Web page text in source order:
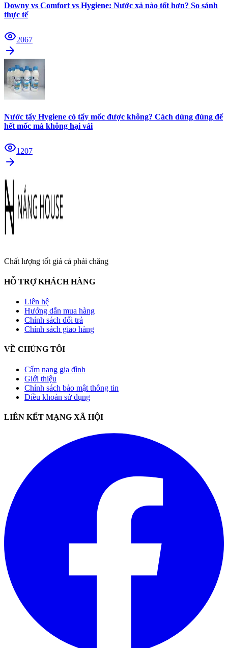
Downy vs Comfort vs Hygiene: Nước xả nào tốt hơn? So sánh
thực tế
2067
Nước tẩy Hygiene có tẩy mốc được không? Cách dùng đúng để
hết mốc mà không hại vải
1207
Chất lượng tốt giá cả phải chăng
HỖ TRỢ KHÁCH HÀNG
Liên hệ
Hướng dẫn mua hàng
Chính sách đổi trả
Chính sách giao hàng
VỀ CHÚNG TÔI
Cẩm nang gia đình
Giới thiệu
Chính sách bảo mật thông tin
Điều khoản sử dụng
LIÊN KẾT MẠNG XÃ HỘI